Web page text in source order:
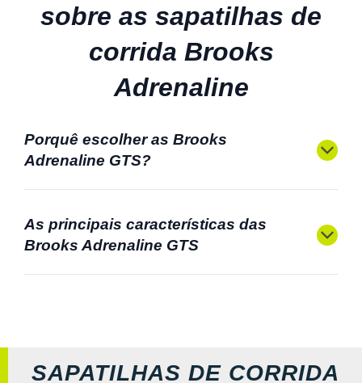
sobre as sapatilhas de
corrida Brooks
Adrenaline
Porquê escolher as Brooks
Adrenaline GTS?
As principais características das
Brooks Adrenaline GTS
SAPATILHAS DE CORRIDA